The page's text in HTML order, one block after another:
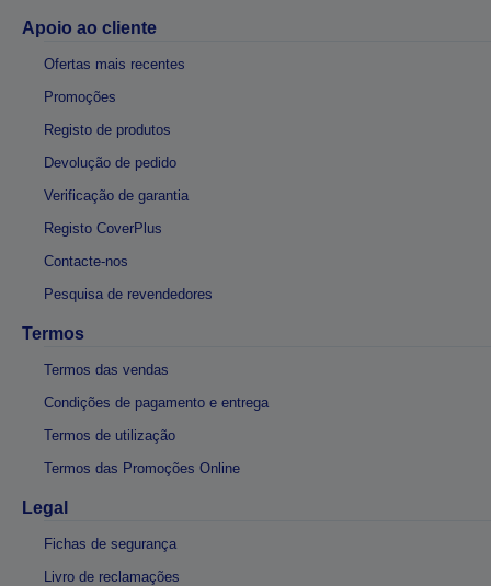
Apoio ao cliente
Ofertas mais recentes
Promoções
Registo de produtos
Devolução de pedido
Verificação de garantia
Registo CoverPlus
Contacte-nos
Pesquisa de revendedores
Termos
Termos das vendas
Condições de pagamento e entrega
Termos de utilização
Termos das Promoções Online
Legal
Fichas de segurança
Livro de reclamações